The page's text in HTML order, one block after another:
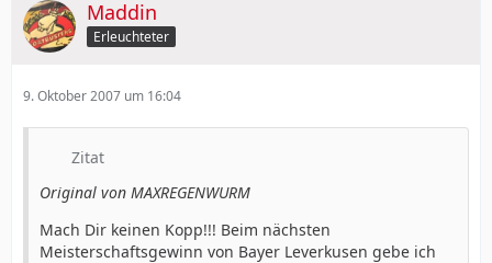
Maddin
Erleuchteter
9. Oktober 2007 um 16:04
Zitat
Original von MAXREGENWURM
Mach Dir keinen Kopp!!! Beim nächsten
Meisterschaftsgewinn von Bayer Leverkusen gebe ich